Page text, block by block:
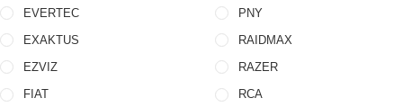
EVERTEC
EXAKTUS
EZVIZ
FIAT
PNY
RAIDMAX
RAZER
RCA